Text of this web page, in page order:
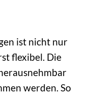
ist nicht nur
flexibel. Die
werden. So